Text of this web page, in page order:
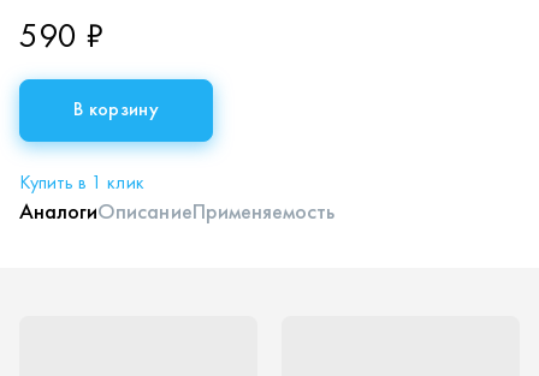
590 ₽
В корзину
Купить в 1 клик
АналогиОписаниеПрименяемость